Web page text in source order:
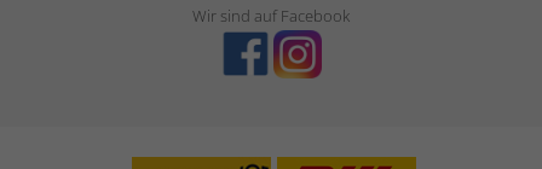
Wir sind auf Facebook